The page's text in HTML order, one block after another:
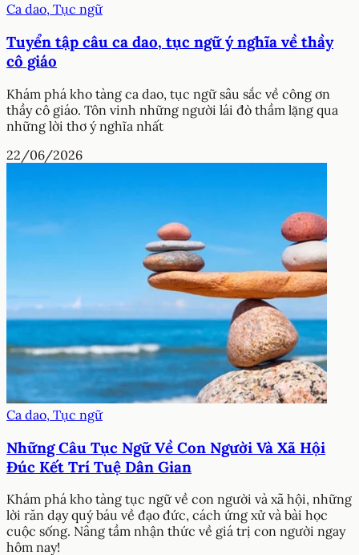
Ca dao, Tục ngữ
Tuyển tập câu ca dao, tục ngữ ý nghĩa về thầy
cô giáo
Khám phá kho tàng ca dao, tục ngữ sâu sắc về công ơn
thầy cô giáo. Tôn vinh những người lái đò thầm lặng qua
những lời thơ ý nghĩa nhất
22/06/2026
Ca dao, Tục ngữ
Những Câu Tục Ngữ Về Con Người Và Xã Hội
Đúc Kết Trí Tuệ Dân Gian
Khám phá kho tàng tục ngữ về con người và xã hội, những
lời răn dạy quý báu về đạo đức, cách ứng xử và bài học
cuộc sống. Nâng tầm nhận thức về giá trị con người ngay
hôm nay!